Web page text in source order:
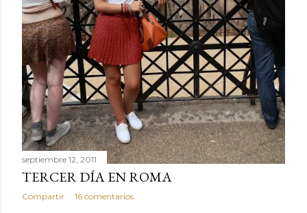
septiembre 12, 2011
TERCER DÍA EN ROMA
Compartir 16 comentarios